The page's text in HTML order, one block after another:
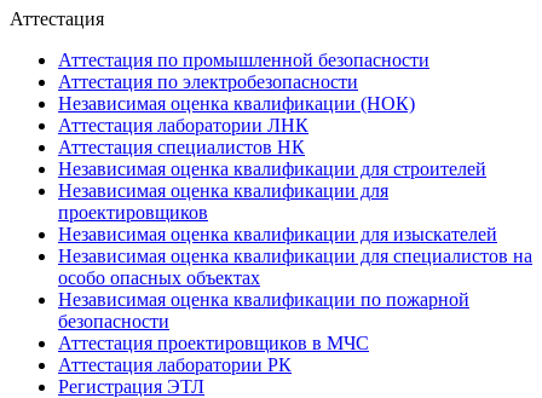
Аттестация
Аттестация по промышленной безопасности
Аттестация по электробезопасности
Независимая оценка квалификации (НОК)
Аттестация лаборатории ЛНК
Аттестация специалистов НК
Независимая оценка квалификации для строителей
Независимая оценка квалификации для
проектировщиков
Независимая оценка квалификации для изыскателей
Независимая оценка квалификации для специалистов на
особо опасных объектах
Независимая оценка квалификации по пожарной
безопасности
Аттестация проектировщиков в МЧС
Аттестация лаборатории РК
Регистрация ЭТЛ